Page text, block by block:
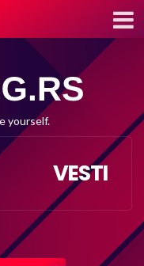
yourself.
VESTI